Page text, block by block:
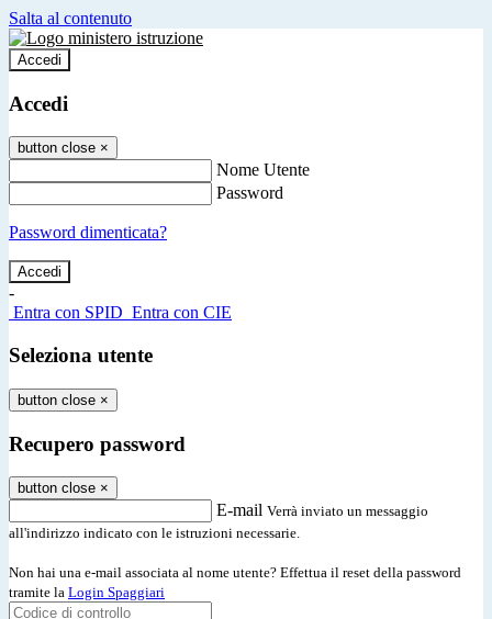
Salta al contenuto
Accedi
Accedi
button close ×
Nome Utente
Password
Password dimenticata?
-
Entra con SPID Entra con CIE
Seleziona utente
button close ×
Recupero password
button close ×
E-mail Verrà inviato un messaggio
all'indirizzo indicato con le istruzioni necessarie.
Non hai una e-mail associata al nome utente? Effettua il reset della password
tramite la Login Spaggiari